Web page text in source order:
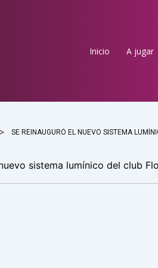
Inicio A jugar
sistema lumínico del club